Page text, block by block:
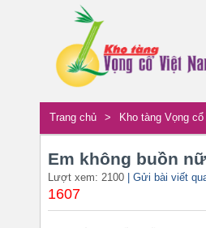
Trang chủ > Kho tàng Vọng cổ
Em không buồn
Lượt xem: 2100 | Gửi bài viết
1607